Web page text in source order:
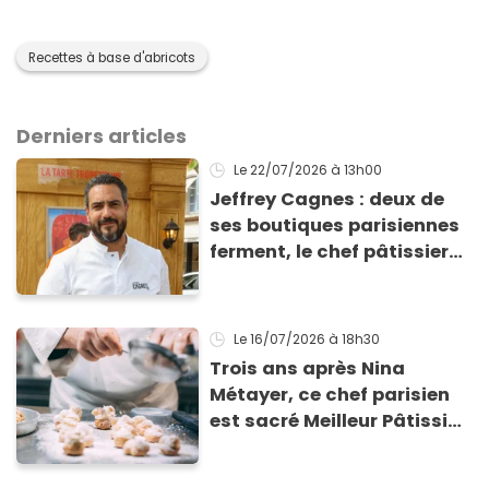
Recettes à base d'abricots
Derniers articles
Le 22/07/2026 à 13h00
Jeffrey Cagnes : deux de
ses boutiques parisiennes
ferment, le chef pâtissier
Le 16/07/2026 à 18h30
Trois ans après Nina
Métayer, ce chef parisien
est sacré Meilleur Pâtissier